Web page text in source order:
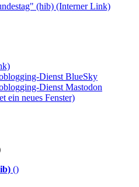
(hib) (Interner Link)
Dienst BlueSky
Dienst Mastodon
ein neues Fenster)
()